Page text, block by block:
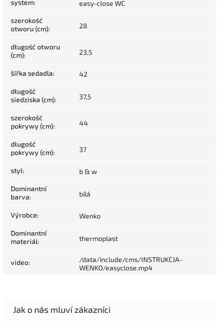
system: easy-close WC
szerokość
otworu (cm): 28
długość otworu
(cm): 23,5
šířka sedadla: 42
długość
siedziska (cm): 37,5
szerokość
pokrywy (cm): 44
długość
pokrywy (cm): 37
styl: b & w
Dominantní
barva: bílá
Výrobce: Wenko
Dominantní
materiál: thermoplast
video:
/data/include/cms/INSTRUKCJA-
WENKO/easyclose.mp4